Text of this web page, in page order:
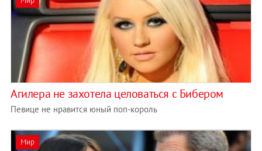
Агилера не захотела целоваться с Бибером
Певице не нравится юный поп-король
Мир